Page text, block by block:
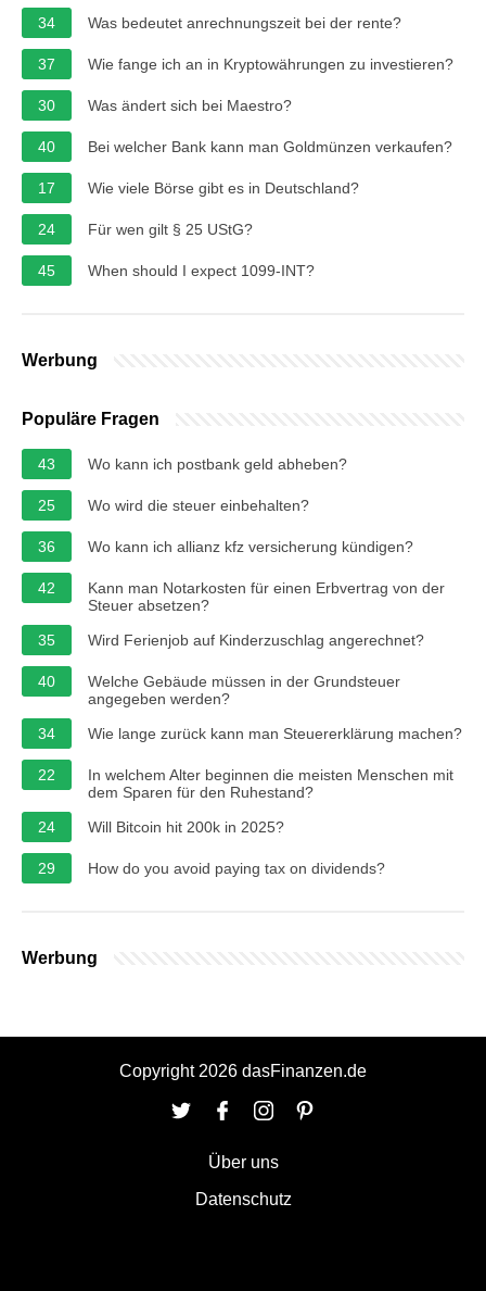
34 Was bedeutet anrechnungszeit bei der rente?
37 Wie fange ich an in Kryptowährungen zu investieren?
30 Was ändert sich bei Maestro?
40 Bei welcher Bank kann man Goldmünzen verkaufen?
17 Wie viele Börse gibt es in Deutschland?
24 Für wen gilt § 25 UStG?
45 When should I expect 1099-INT?
Werbung
Populäre Fragen
43 Wo kann ich postbank geld abheben?
25 Wo wird die steuer einbehalten?
36 Wo kann ich allianz kfz versicherung kündigen?
42
Kann man Notarkosten für einen Erbvertrag von der
Steuer absetzen?
35
Wird Ferienjob auf Kinderzuschlag angerechnet?
40
Welche Gebäude müssen in der Grundsteuer
angegeben werden?
34
Wie lange zurück kann man Steuererklärung machen?
22
In welchem ​​Alter beginnen die meisten Menschen mit
dem Sparen für den Ruhestand?
24
Will Bitcoin hit 200k in 2025?
29 How do you avoid paying tax on dividends?
Werbung
Copyright 2026 dasFinanzen.de
Über uns
Datenschutz